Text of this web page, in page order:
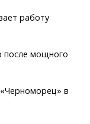
работу
после мощного
в